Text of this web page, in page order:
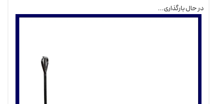
در حال بارگذاری...